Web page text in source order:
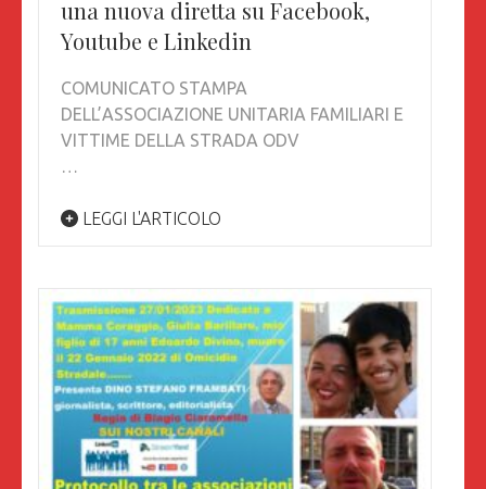
una nuova diretta su Facebook,
Youtube e Linkedin
COMUNICATO STAMPA
DELL’ASSOCIAZIONE UNITARIA FAMILIARI E
VITTIME DELLA STRADA ODV
…
LEGGI L'ARTICOLO